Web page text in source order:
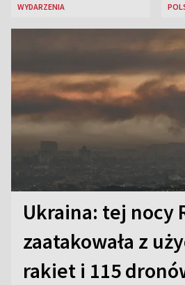
WYDARZENIA
Ukraina: tej nocy
zaatakowała z
rakiet i 115